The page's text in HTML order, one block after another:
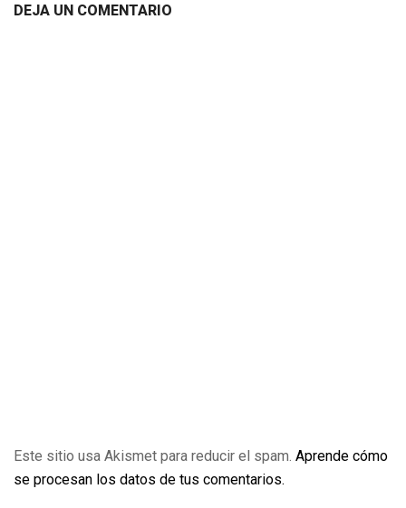
DEJA UN COMENTARIO
Este sitio usa Akismet para reducir el spam. Aprende cómo
se procesan los datos de tus comentarios.